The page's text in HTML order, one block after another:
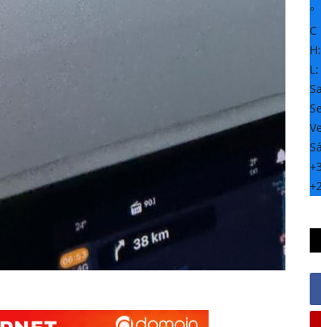
°
C
H:
L:
+
+